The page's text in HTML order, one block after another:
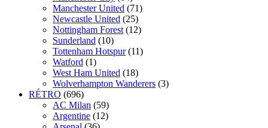
Manchester United (71)
Newcastle United (25)
Nottingham Forest (12)
Sunderland (10)
Tottenham Hotspur (11)
Watford (1)
West Ham United (18)
Wolverhampton Wanderers (3)
RÉTRO (696)
AC Milan (59)
Argentine (12)